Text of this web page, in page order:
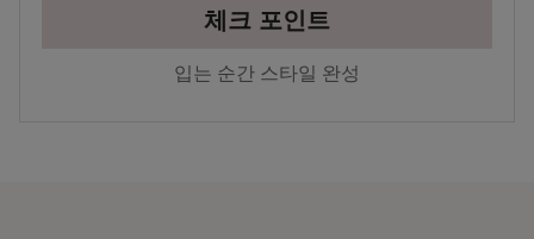
체크 포인트
입는 순간 스타일 완성